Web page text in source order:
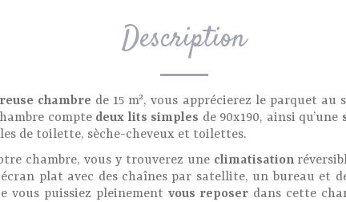
Description
chambre de 15 m², vous apprécierez le parquet au
compte deux lits simples de 90x190, ainsi qu’une
de toilette, sèche-cheveux et toilettes.
chambre, vous y trouverez une climatisation
écran plat avec des chaînes par satellite, un bureau et
vous puissiez pleinement vous reposer dans cette